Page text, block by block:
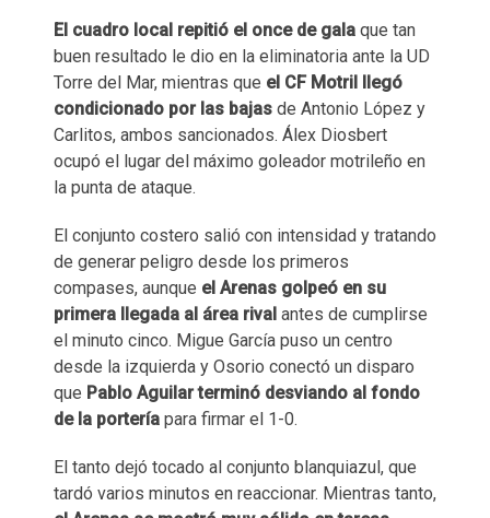
El cuadro local repitió el once de gala que tan
buen resultado le dio en la eliminatoria ante la UD
Torre del Mar, mientras que el CF Motril llegó
condicionado por las bajas de Antonio López y
Carlitos, ambos sancionados. Álex Diosbert
ocupó el lugar del máximo goleador motrileño en
la punta de ataque.
El conjunto costero salió con intensidad y tratando
de generar peligro desde los primeros
compases, aunque el Arenas golpeó en su
primera llegada al área rival antes de cumplirse
el minuto cinco. Migue García puso un centro
desde la izquierda y Osorio conectó un disparo
que Pablo Aguilar terminó desviando al fondo
de la portería para firmar el 1-0.
El tanto dejó tocado al conjunto blanquiazul, que
tardó varios minutos en reaccionar. Mientras tanto,